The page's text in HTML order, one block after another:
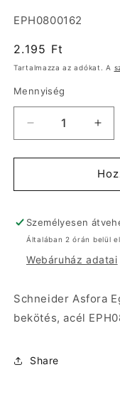
Termékváltozat:
EPH0800162
Normál
ár
2.195 Ft
Tartalmazza az adókat. A
Mennyiség
Schneider
Asfora
Egypólusú
csengőjel,
bekötés,
acél
mennyiségének
acél
Személyesen
Általában 2 órán belül
Webáruház adatai
Schneider Asfora
bekötés, acél
Share